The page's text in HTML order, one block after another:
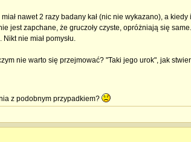
nawet 2 razy badany kał (nic nie wykazano), a
jest zapchane, że gruczoły czyste, opróżniają się
nie miał pomysłu.
nie warto się przejmować? "Taki jego urok", jak
z podobnym przypadkiem?